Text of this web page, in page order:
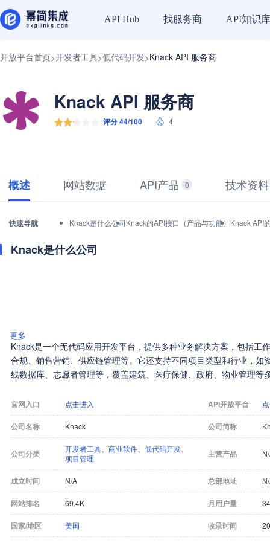
API Hub 找服务商 API知识库
开放平台首页>开发者工具>低代码开发>Knack API 服务商
Knack API 服务商
评分 44/100 4
概述 网站数据 API产品 0 技术资料
快速导航 Knack是什么公司Knack的API接口（产品与功能） Knack API
Knack是什么公司
更多
Knack是一个无代码应用开发平台，提供多种业务解决方案，包括工
合规、销售营销、供应链管理等。它还支持不同项目类型和行业，如
线数据库、志愿者管理等，覆盖建筑、医疗保健、政府、物业管理等
官网入口 点击进入 API开放平台
公司名称 Knack 公司简称
公司分类 开发者工具 商业软件 低代码开发
项目管理
主营产品
成立时间 N/A 总部地址
网站排名 69.4K 月用户量
国家/地区 美国 收录时间